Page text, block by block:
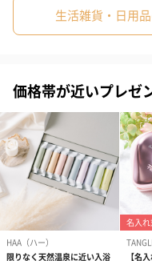
商品
ードを同梱します。
メッセージカードや封筒
す。
生活雑貨・日用
価格帯が近いプレゼ